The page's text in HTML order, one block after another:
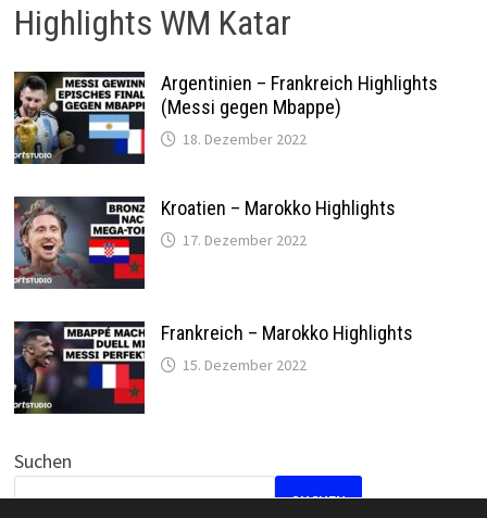
Highlights WM Katar
Argentinien – Frankreich Highlights
(Messi gegen Mbappe)
18. Dezember 2022
Kroatien – Marokko Highlights
17. Dezember 2022
Frankreich – Marokko Highlights
15. Dezember 2022
Suchen
SUCHEN